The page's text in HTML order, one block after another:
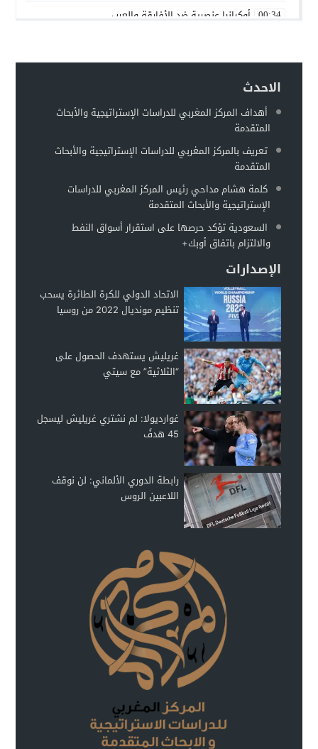
00:34 أوكرانيا عنصرية ضد الأفارقة والعرب
00:22 حماقات بوتين – عماد السنوني
00:18 توقعات بهروب 7 مليون أوكراني من الحرب تجاه الحدود الأوروبية
00:13 مطالبات للفيفا بفرض عقوبات على إسرائيل على غرار التعامل
وزير الخارجية الروسي: أوكرانيا تخطط لاستعادة سلاحها النووية
الاحدث
أهداف المركز المغربي للدراسات الإستراتيجية والأبحاث
المتقدمة
تعريف بالمركز المغربي للدراسات الإستراتيجية والأبحاث
المتقدمة
كلمة هشام مداحي رئيس المركز المغربي للدراسات
الإستراتيجية والأبحاث المتقدمة
السعودية تؤكد حرصها على استقرار أسواق النفط
والالتزام باتفاق أوبك+
الإصدارات
الاتحاد الدولي للكرة الطائرة يسحب
تنظيم مونديال 2022 من روسيا
غريليش يستهدف الحصول على
“الثلاثية” مع سيتي
غوارديولا: لم نشتري غريليش ليسجل
45 هدفً
رابطة الدوري الألماني: لن نوقف
اللاعبين الروس